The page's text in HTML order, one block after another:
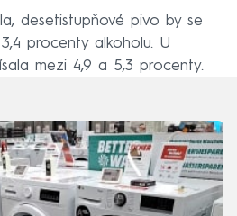
desetistupňové pivo by se
procenty alkoholu. U
mezi 4,9 a 5,3 procenty.